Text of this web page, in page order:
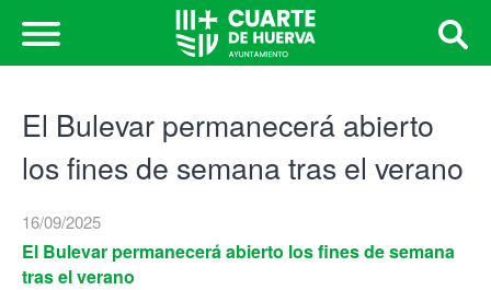
El Bulevar permanecerá abierto
los fines de semana tras el verano
16/09/2025
El Bulevar permanecerá abierto los fines de semana
tras el verano